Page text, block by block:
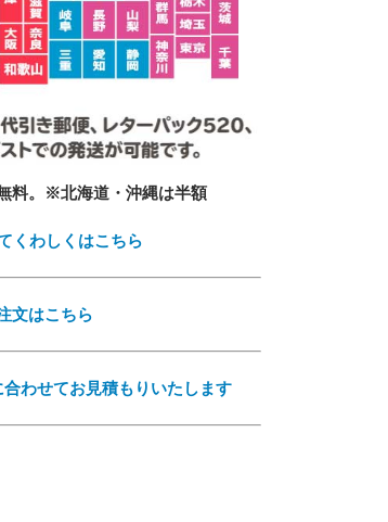
認ください。
シーを確認しました。
料。※北海道・沖縄は半額
くわしくはこちら
文はこちら
わせてお見積もりいたします